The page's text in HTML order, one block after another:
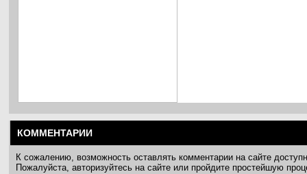
КОММЕНТАРИИ
К сожалению, возможность оставлять комментарии на сайте
Пожалуйста, авторизуйтесь на сайте или пройдите простейшую